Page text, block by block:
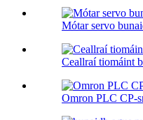
Mótar servo
Ceallraí tiomáint
Omron PLC CP-